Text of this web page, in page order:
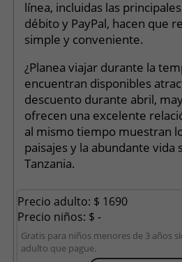
línea, incluidas las
débito y PayPal, hacen que
simple y conveniente.
¿Planea viajar durante la
encuentran disponibles
descuento durante abril,
ofrecen una excelente
al mismo tiempo muestran
paisajes y la abundante vida
Tanzania.
Precio adulto: $ 1690
Precio niños: $ -
Gratis para niños menores de 3 años
adulto que pague.